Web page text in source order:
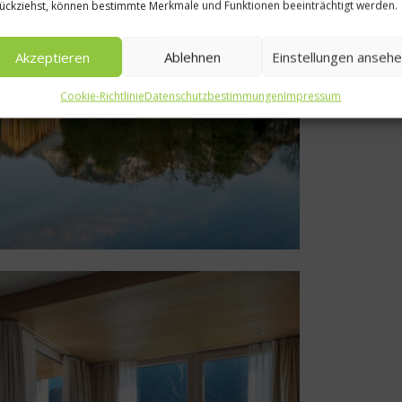
können bestimmte Merkmale und Funktionen beeinträchtigt werden.
Akzeptieren Ablehnen Einstellungen
Cookie-RichtlinieDatenschutzbestimmungenImpressum